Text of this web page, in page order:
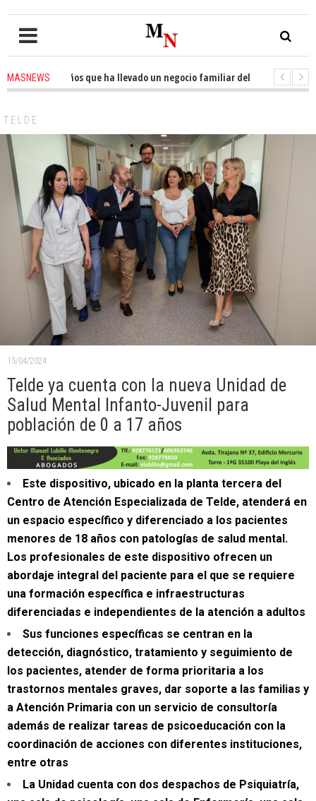
MASNEWS
25 años que ha llevado un negocio familiar del puerta a puerta al e-
TELDE
15/04/2024
Telde ya cuenta con la nueva Unidad de
Salud Mental Infanto-Juvenil para
población de 0 a 17 años
Este dispositivo, ubicado en la planta tercera del
Centro de Atención Especializada de Telde, atenderá en
un espacio específico y diferenciado a los pacientes
menores de 18 años con patologías de salud mental.
Los profesionales de este dispositivo ofrecen un
abordaje integral del paciente para el que se requiere
una formación específica e infraestructuras
diferenciadas e independientes de la atención a adultos
Sus funciones específicas se centran en la
detección, diagnóstico, tratamiento y seguimiento de
los pacientes, atender de forma prioritaria a los
trastornos mentales graves, dar soporte a las familias y
a Atención Primaria con un servicio de consultoría
además de realizar tareas de psicoeducación con la
coordinación de acciones con diferentes instituciones,
entre otras
La Unidad cuenta con dos despachos de Psiquiatría,